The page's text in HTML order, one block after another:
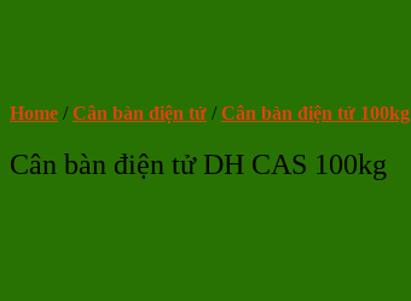
Home / Cân bàn điện tử / Cân bàn điện tử 100kg
Cân bàn điện tử DH CAS 100kg